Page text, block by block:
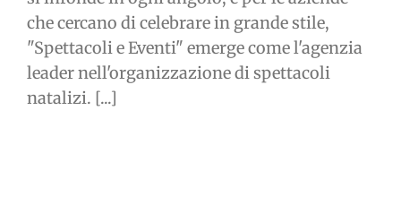
che cercano di celebrare in grande stile,
"Spettacoli e Eventi" emerge come l'agenzia
leader nell'organizzazione di spettacoli
natalizi. [...]